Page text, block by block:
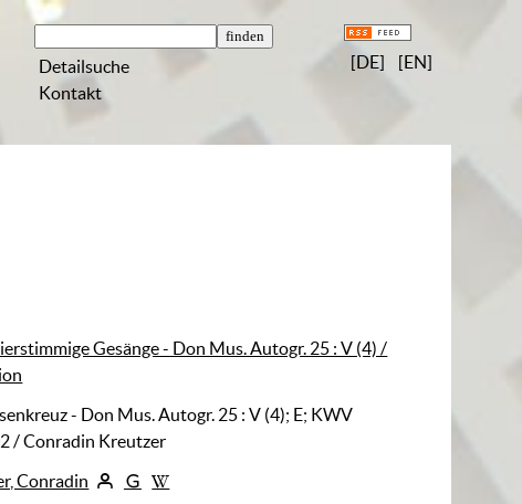
Detailsuche
Kontakt
[DE] [EN]
Gesänge - Don Mus. Autogr. 25 : V (4) /
- Don Mus. Autogr. 25 :V (4); E; KWV
/ Conradin Kreutzer
Conradin